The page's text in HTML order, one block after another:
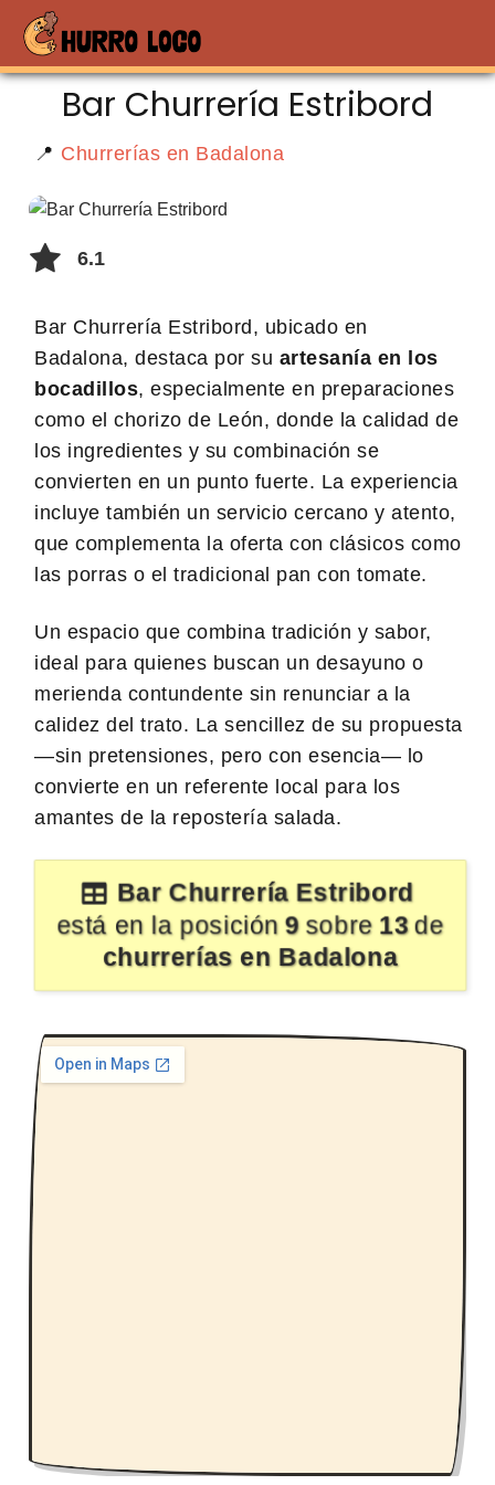
Bar Churrería Estribord
📍 Churrerías en Badalona
6.1
Bar Churrería Estribord, ubicado en
Badalona, destaca por su artesanía en los
bocadillos, especialmente en preparaciones
como el chorizo de León, donde la calidad de
los ingredientes y su combinación se
convierten en un punto fuerte. La experiencia
incluye también un servicio cercano y atento,
que complementa la oferta con clásicos como
las porras o el tradicional pan con tomate.
Un espacio que combina tradición y sabor,
ideal para quienes buscan un desayuno o
merienda contundente sin renunciar a la
calidez del trato. La sencillez de su propuesta
—sin pretensiones, pero con esencia— lo
convierte en un referente local para los
amantes de la repostería salada.
Bar Churrería Estribord
está en la posición 9 sobre 13 de
churrerías en Badalona